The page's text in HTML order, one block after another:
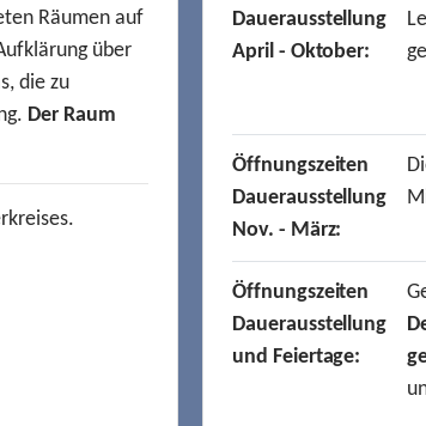
Räumen auf
über
die zu
Der Raum
Dauerausstellung
April - Oktober:
Öffnungszeiten
Dauerausstellung
Nov. - März:
Öffnungszeiten
Dauerausstellung
und Feiertage: